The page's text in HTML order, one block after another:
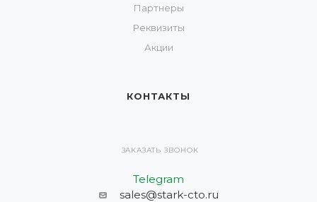
Партнеры
Реквизиты
Акции
КОНТАКТЫ
ЗАКАЗАТЬ ЗВОНОК
Telegram
sales@stark-cto.ru